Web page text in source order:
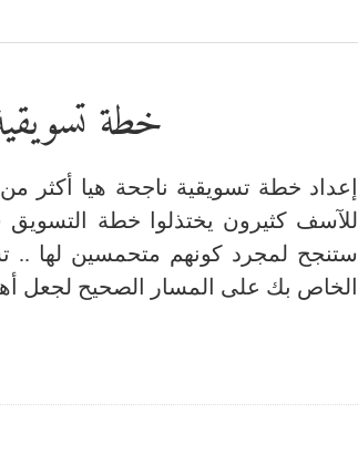
خطة
إعداد خطة تسويقية ناجحة هيا أكثر
للآسف كثيرون يختذلوا خطة التسويق
ستنجح لمجرد كونهم متحمسين لها ..
الخاص بك على المسار الصحيح لجعل